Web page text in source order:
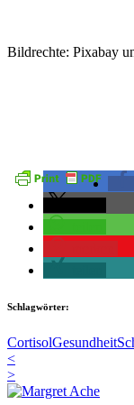
Bildrechte: Pixabay
Schlagwörter:
CortisolGesundheit
<
>